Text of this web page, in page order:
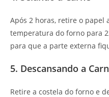
Após 2 horas, retire o papel
temperatura do forno para
para que a parte externa
5. Descansando a
Retire a costela do forno e